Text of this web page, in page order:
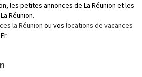
les petites annonces de La Réunion et les
Réunion.
la Réunion ou vos locations de vacances